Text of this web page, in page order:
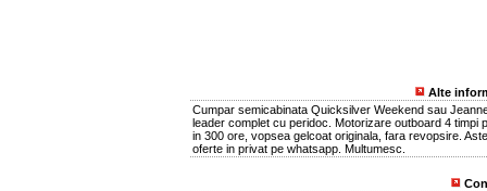
Alte
Cumpar semicabinata Quicksilver Weekend sau
leader complet cu peridoc. Motorizare outboard 4 timpi
in 300 ore, vopsea gelcoat originala, fara revopsire.
oferte in privat pe whatsapp. Multumesc.